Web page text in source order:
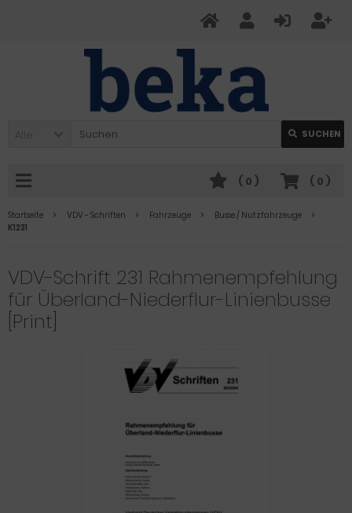
Alle SUCHEN
( 0 )
( 0 )
Startseite VDV - Schriften Fahrzeuge
Busse / Nutzfahrzeuge
K1231
VDV-Schrift 231 Rahmenempfehlung
für Überland-Niederflur-Linienbusse
[Print]